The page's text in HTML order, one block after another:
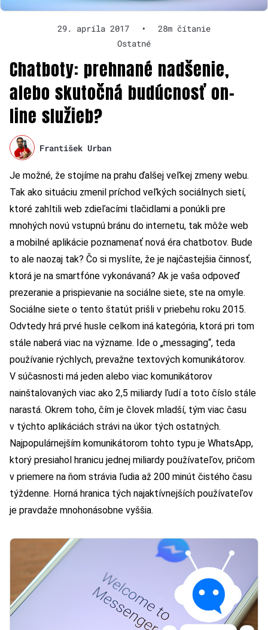
29. apríla 2017 •
28m čítanie
Ostatné
Chatboty: prehnané nadšenie,
alebo skutočná budúcnosť on-
line služieb?
František Urban
Je možné, že stojíme na prahu ďalšej veľkej zmeny webu.
Tak ako situáciu zmenil príchod veľkých sociálnych sietí,
ktoré zahltili web zdieľacími tlačidlami a ponúkli pre
mnohých novú vstupnú bránu do internetu, tak môže web
a mobilné aplikácie poznamenať nová éra chatbotov. Bude
to ale naozaj tak? Čo si myslíte, že je najčastejšia činnosť,
ktorá je na smartfóne vykonávaná? Ak je vaša odpoveď
prezeranie a prispievanie na sociálne siete, ste na omyle.
Sociálne siete o tento štatút prišli v priebehu roku 2015.
Odvtedy hrá prvé husle celkom iná kategória, ktorá pri tom
stále naberá viac na význame. Ide o „messaging“, teda
používanie rýchlych, prevažne textových komunikátorov.
V súčasnosti má jeden alebo viac komunikátorov
nainštalovaných viac ako 2,5 miliardy ľudí a toto číslo stále
narastá. Okrem toho, čím je človek mladší, tým viac času
v týchto aplikáciách strávi na úkor tých ostatných.
Najpopulárnejším komunikátorom tohto typu je WhatsApp,
ktorý presiahol hranicu jednej miliardy používateľov, pričom
v priemere na ňom strávia ľudia až 200 minút čistého času
týždenne. Horná hranica tých najaktívnejších používateľov
je pravdaže mnohonásobne vyššia.